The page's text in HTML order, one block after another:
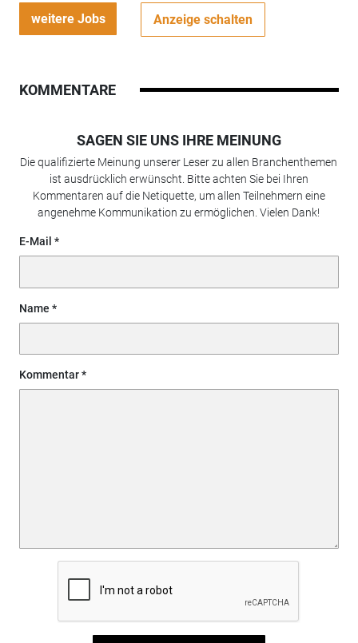
weitere Jobs Anzeige schalten
KOMMENTARE
SAGEN SIE UNS IHRE MEINUNG
Die qualifizierte Meinung unserer Leser zu allen Branchenthemen
ist ausdrücklich erwünscht. Bitte achten Sie bei Ihren
Kommentaren auf die Netiquette, um allen Teilnehmern eine
angenehme Kommunikation zu ermöglichen. Vielen Dank!
E-Mail
Name
Kommentar